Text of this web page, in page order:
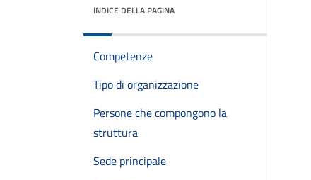
INDICE DELLA PAGINA
Competenze
Tipo di organizzazione
Persone che compongono la
struttura
Sede principale